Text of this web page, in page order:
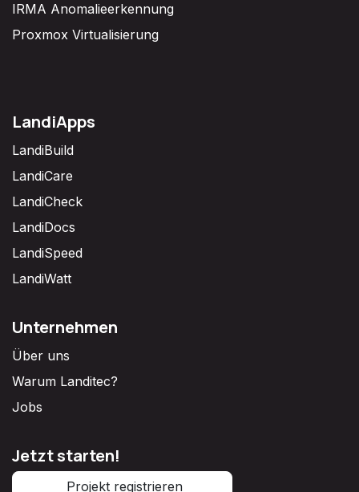
IRMA Anomalieerkennung
Proxmox Virtualisierung
LandiApps
LandiBuild
LandiCare
LandiCheck
LandiDocs
LandiSpeed
LandiWatt
Unternehmen
Über uns
Warum Landitec?
Jobs
Jetzt starten!
Projekt registrieren